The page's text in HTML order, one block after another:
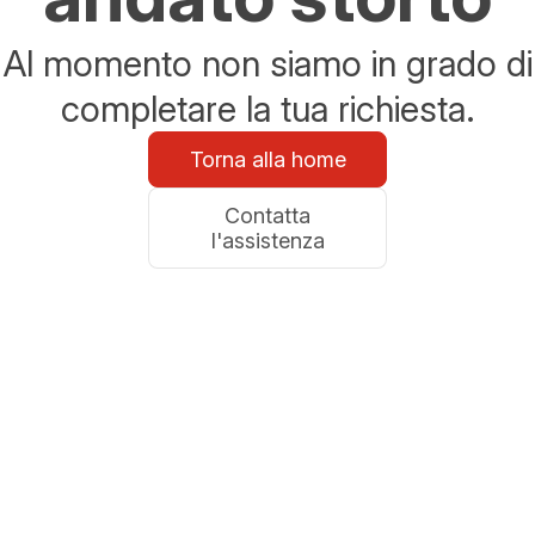
Al momento non siamo in grado di
completare la tua richiesta.
Torna alla home
Contatta
l'assistenza